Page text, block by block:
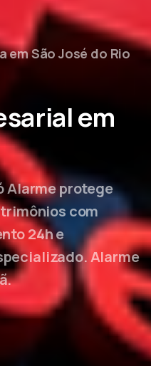
em São José do Rio
em
Alarme protege
com
24h e
Alarme